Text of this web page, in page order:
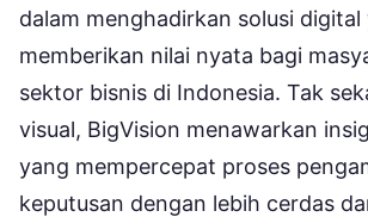
dalam menghadirkan solusi digital
memberikan nilai nyata bagi
sektor bisnis di Indonesia. Tak
visual, BigVision menawarkan
yang mempercepat proses
keputusan dengan lebih cerdas